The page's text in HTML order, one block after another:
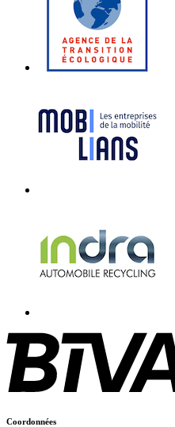
Coordonnées